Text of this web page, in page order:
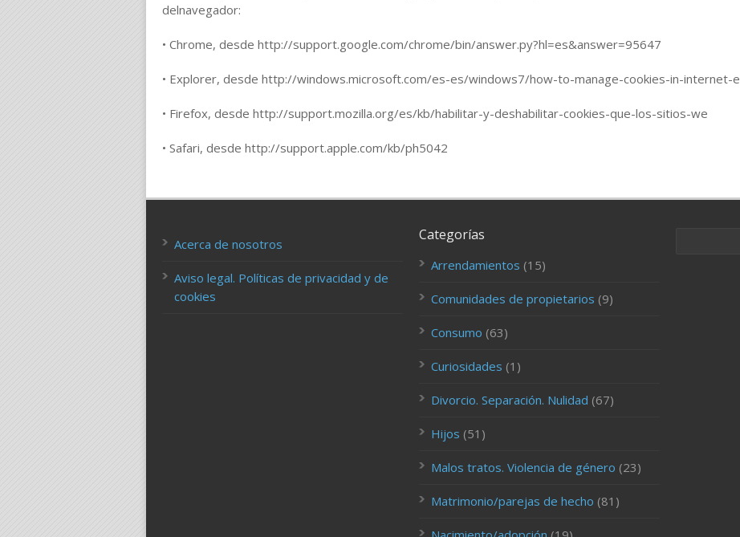
delnavegador:
• Chrome, desde http://support.google.com/chrome/bin/answer.py?hl=es&answer=95647
• Explorer, desde http://windows.microsoft.com/es-es/windows7/how-to-manage-cookies-in-internet-
• Firefox, desde http://support.mozilla.org/es/kb/habilitar-y-deshabilitar-cookies-que-los-sitios-we
• Safari, desde http://support.apple.com/kb/ph5042
Acerca de nosotros
Aviso legal. Políticas de privacidad y de
cookies
Categorías
Arrendamientos (15)
Comunidades de propietarios (9)
Consumo (63)
Curiosidades (1)
Divorcio. Separación. Nulidad (67)
Hijos (51)
Malos tratos. Violencia de género (23)
Matrimonio/parejas de hecho (81)